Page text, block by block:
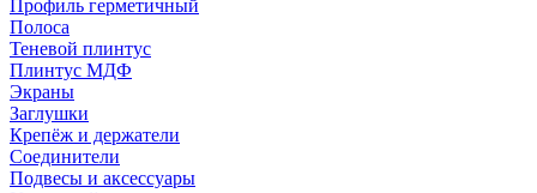
Профиль герметичный
Полоса
Теневой плинтус
Плинтус МДФ
Экраны
Заглушки
Крепёж и держатели
Соединители
Подвесы и аксессуары